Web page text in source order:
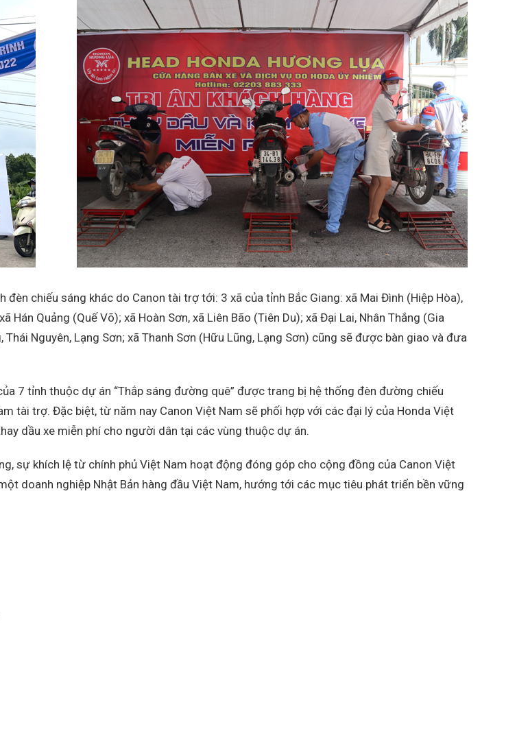
chiếu sáng khác do Canon tài trợ tới: 3 xã của tỉnh Bắc Giang: xã Mai Đình (Hiệp Hòa),
Quảng (Quế Võ); xã Hoàn Sơn, xã Liên Bão (Tiên Du); xã Đại Lai, Nhân Thắng (Gia
Nguyên, Lạng Sơn; xã Thanh Sơn (Hữu Lũng, Lạng Sơn) cũng sẽ được bàn giao và đưa
7 tỉnh thuộc dự án “Thắp sáng đường quê” được trang bị hệ thống đèn đường chiếu
tài trợ. Đặc biệt, từ năm nay Canon Việt Nam sẽ phối hợp với các đại lý của Honda Việt
dầu xe miễn phí cho người dân tại các vùng thuộc dự án.
sự khích lệ từ chính phủ Việt Nam hoạt động đóng góp cho cộng đồng của Canon Việt
doanh nghiệp Nhật Bản hàng đầu Việt Nam, hướng tới các mục tiêu phát triển bền vững